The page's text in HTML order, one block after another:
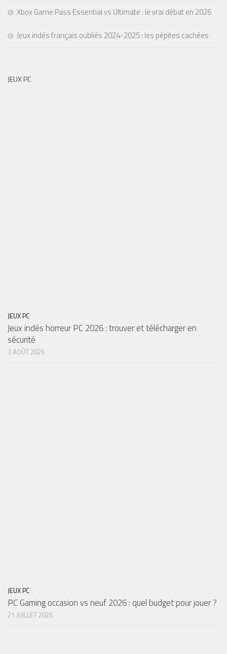
Xbox Game Pass Essential vs Ultimate : le vrai débat en 2026
Jeux indés français oubliés 2024-2025 : les pépites cachées
JEUX PC
JEUX PC
Jeux indés horreur PC 2026 : trouver et télécharger en
sécurité
3 AOÛT 2026
JEUX PC
PC Gaming occasion vs neuf 2026 : quel budget pour jouer ?
21 JUILLET 2026